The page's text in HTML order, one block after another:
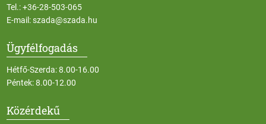
Tel.:+36-28-503-065
E-mail:szada@szada.hu
Ügyfélfogadás
Hétfő-Szerda: 8.00-16.00
Péntek: 8.00-12.00
Közérdekű